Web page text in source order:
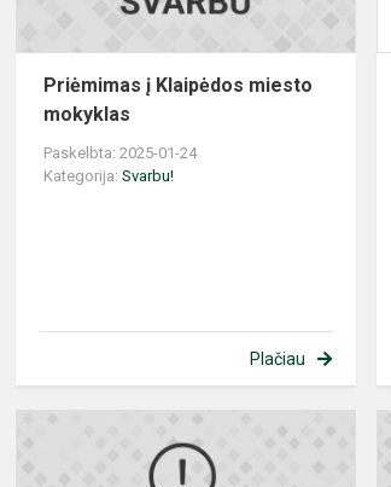
Priėmimas į Klaipėdos miesto
mokyklas
Paskelbta: 2025-01-24
Kategorija:Svarbu!
Plačiau